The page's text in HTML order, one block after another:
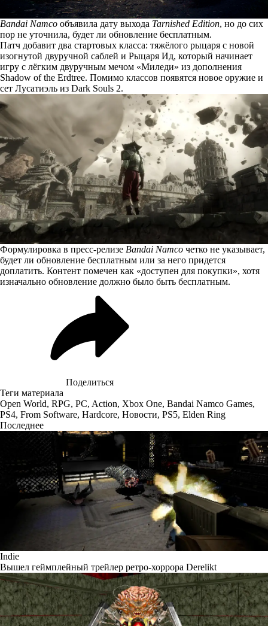
Bandai Namco объявила дату выхода Tarnished Edition, но до сих
пор не уточнила, будет ли обновление бесплатным.
Патч добавит два стартовых класса: тяжёлого рыцаря с новой
изогнутой двуручной саблей и Рыцаря Ид, который начинает
игру с лёгким двуручным мечом «Миледи» из дополнения
Shadow of the Erdtree. Помимо классов появятся новое оружие и
сет Лусатиэль из Dark Souls 2.
Формулировка в пресс-релизе Bandai Namco четко не указывает,
будет ли обновление бесплатным или за него придется
доплатить. Контент помечен как «доступен для покупки», хотя
изначально обновление должно было быть бесплатным.
Поделиться
Теги материала
Open World, RPG, PC, Action, Xbox One, Bandai Namco Games,
PS4, From Software, Hardcore, Новости, PS5, Elden Ring
Последнее
Indie
Вышел геймплейный трейлер ретро-хоррора Derelikt